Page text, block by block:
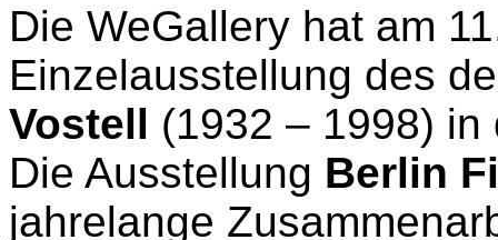
Die WeGallery hat am
Einzelausstellung des
Vostell (1932 – 1998)
Die Ausstellung Berlin
jahrelange